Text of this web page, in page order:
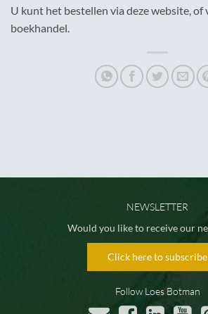
U kunt het bestellen via deze website, of
boekhandel.
NEWSLETTER
Would you like to receive our
Click here to subscribe
Follow Loes Botman